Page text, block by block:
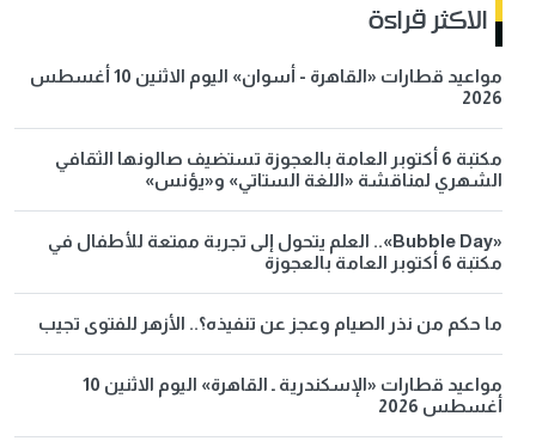
الاكثر قراءة
مواعيد قطارات «القاهرة - أسوان» اليوم الاثنين 10 أغسطس
2026
مكتبة 6 أكتوبر العامة بالعجوزة تستضيف صالونها الثقافي
الشهري لمناقشة «اللغة الستاتي» و«يؤنس»
«Bubble Day».. العلم يتحول إلى تجربة ممتعة للأطفال في
مكتبة 6 أكتوبر العامة بالعجوزة
ما حكم من نذر الصيام وعجز عن تنفيذه؟.. الأزهر للفتوى تجيب
مواعيد قطارات «الإسكندرية ـ القاهرة» اليوم الاثنين 10
أغسطس 2026